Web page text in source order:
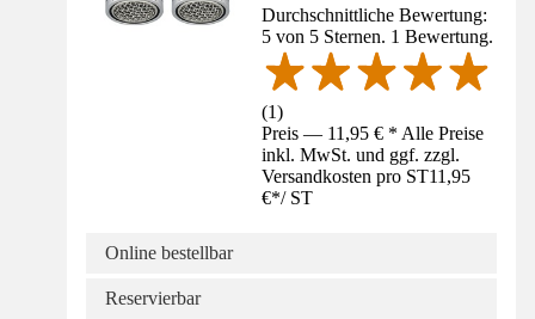
Durchschnittliche Bewertung:
5 von 5 Sternen. 1 Bewertung.
(1)
Preis — 11,95 € * Alle Preise
inkl. MwSt. und ggf. zzgl.
Versandkosten pro ST11,95
€*/ ST
Online bestellbar
Reservierbar